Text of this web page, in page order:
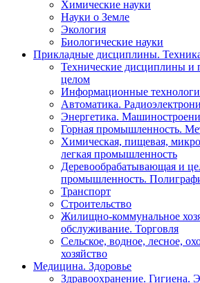
Химические науки
Науки о Земле
Экология
Биологические науки
Прикладные дисциплины.
Технические дисциплины и
целом
Информационные
Автоматика.
Энергетика.
Горная промышленность.
Химическая, пищевая,
легкая промышленность
Деревообрабатывающая и
промышленность.
Транспорт
Строительство
Жилищно-коммунальное
обслуживание. Торговля
Сельское, водное, лесное,
хозяйство
Медицина. Здоровье
Здравоохранение. Гигиена.